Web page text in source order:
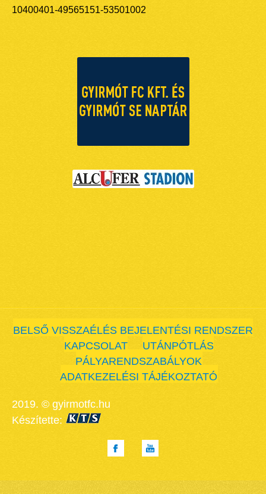
10400401-49565151-53501002
BELSŐ VISSZAÉLÉS BEJELENTÉSI RENDSZER
KAPCSOLAT
UTÁNPÓTLÁS
PÁLYARENDSZABÁLYOK
ADATKEZELÉSI TÁJÉKOZTATÓ
2019. © gyirmotfc.hu
Készítette: